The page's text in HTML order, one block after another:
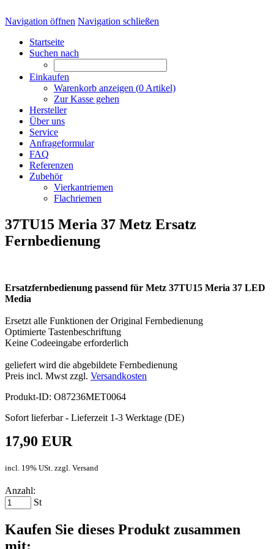
Navigation öffnen Navigation schließen
Startseite
Suchen nach
Einkaufen
Warenkorb anzeigen (0 Artikel)
Zur Kasse gehen
Hersteller
Über uns
Service
Anfrageformular
FAQ
Referenzen
Zubehör
Vierkantriemen
Flachriemen
37TU15 Meria 37 Metz Ersatz
Fernbedienung
Ersatzfernbedienung passend für Metz 37TU15 Meria 37 LED
Media
Ersetzt alle Funktionen der Original Fernbedienung
Optimierte Tastenbeschriftung
Keine Codeeingabe erforderlich
geliefert wird die abgebildete Fernbedienung
Preis incl. Mwst zzgl. Versandkosten
Produkt-ID: O87236MET0064
Sofort lieferbar - Lieferzeit 1-3 Werktage (DE)
17,90 EUR
incl. 19% USt. zzgl. Versand
Anzahl:
St
Kaufen Sie dieses Produkt zusammen
mit: